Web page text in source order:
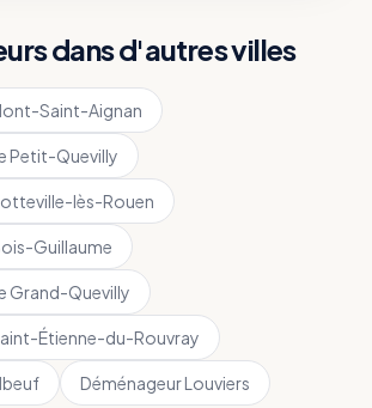
dans d'autres villes
Saint-Aignan
Petit-Quevilly
lès-Rouen
Guillaume
Grand-Quevilly
Étienne-du-Rouvray
DéménageurLouviers